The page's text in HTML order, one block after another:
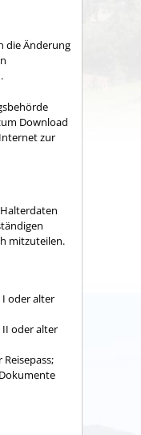
die Änderung
Download
zur
mitzuteilen.
I oder alter
II oder alter